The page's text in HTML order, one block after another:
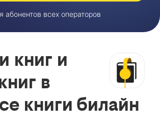
абонентов всех операторов
книг и
в
книги билайн